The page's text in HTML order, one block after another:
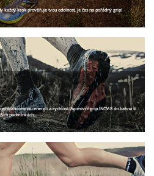
každý krok prověřuje tvou odolnost, je čas na pořádný grip!
drahocennou energii a rychlost. Agresivní grip INOV-8 do bahna ti
podmínkách.